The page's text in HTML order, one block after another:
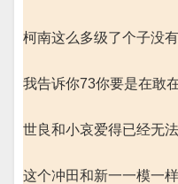
柯南这么多级了个子没
我告诉你73你要是在敢
世良和小哀爱得已经无
这个冲田和新一一模一样